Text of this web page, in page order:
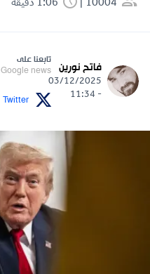
10004
فاتح نورين
03/12/2025
- 11:34
تابعنا على
Google news
Twitter